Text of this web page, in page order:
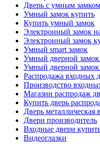
Дверь с умным замком
Умный замок купить
Купить умный замок
Электронный замок
Электронный замок
Умный smart замок
Умный дверной замок
Умный дверной замок
Распродажа входных
Производство
Магазин распродаж
Купить дверь
Дверь металлическая
Двери производитель
Входные двери
Видеоглазки